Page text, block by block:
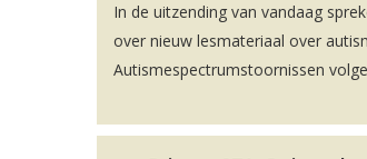
In de uitzending van vandaag
over nieuw lesmateriaal over
Autismespectrumstoornissen